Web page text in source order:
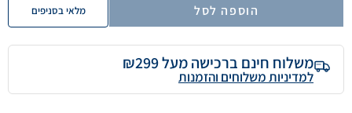
הוספה לסל מלאי בסניפים
משלוח חינם ברכישה מעל ₪299
למדיניות משלוחים והזמנות